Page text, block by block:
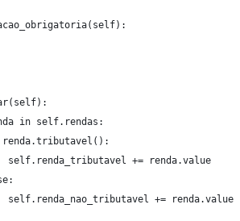
in self.rendas:
self.renda_tributavel += renda.value
self.renda_nao_tributavel += renda.value